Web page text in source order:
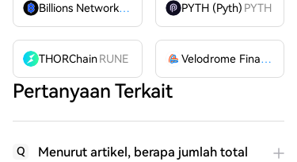
Billions Network
BILL PYTH (Pyth) PYTH
THORChainRUNE Velodrome Finance
Pertanyaan Terkait
Q
Menurut artikel, berapa jumlah total